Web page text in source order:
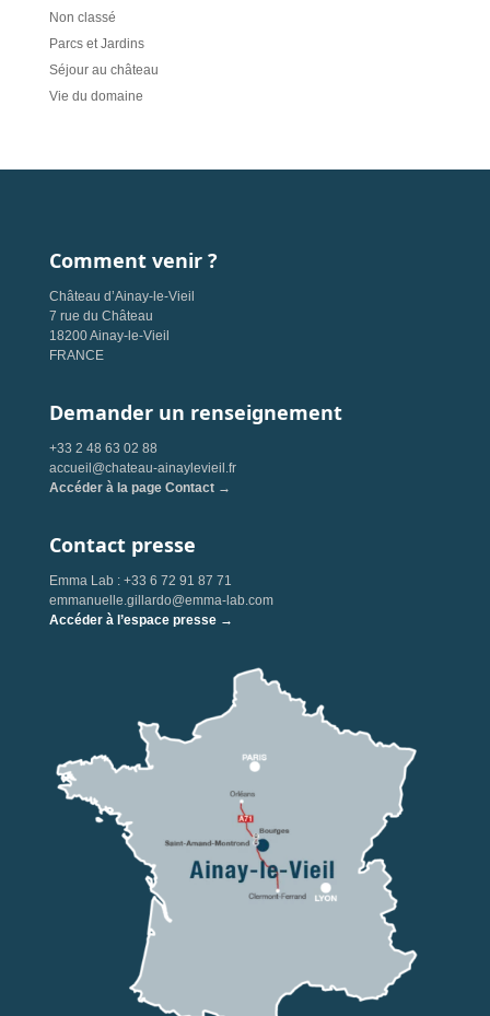
Non classé
Parcs et Jardins
Séjour au château
Vie du domaine
Comment venir ?
Château d’Ainay-le-Vieil
7 rue du Château
18200 Ainay-le-Vieil
FRANCE
Demander un renseignement
+33 2 48 63 02 88
accueil@chateau-ainaylevieil.fr
Accéder à la page Contact →
Contact presse
Emma Lab : +33 6 72 91 87 71
emmanuelle.gillardo@emma-lab.com
Accéder à l’espace presse →